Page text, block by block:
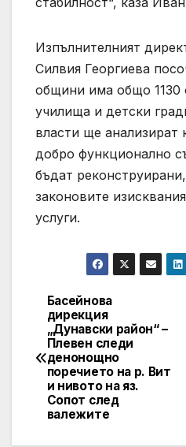
Изпълнителният
Силвия Георгиева
общини има общо 1130
училища и детски
власти ще анализират
добро функционално
бъдат
законовите
услуги.
Post
navigation
Басейнова
дирекция
„Дунавски район“ –
Плевен следи
денонощно
поречието на р. Вит
и нивото на яз.
Сопот след
валежите